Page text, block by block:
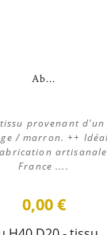
Ab...
provenant
/ marron. ++
France ....
0,00 €